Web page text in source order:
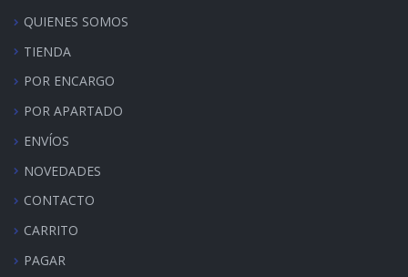
QUIENES SOMOS
TIENDA
POR ENCARGO
POR APARTADO
ENVÍOS
NOVEDADES
CONTACTO
CARRITO
PAGAR